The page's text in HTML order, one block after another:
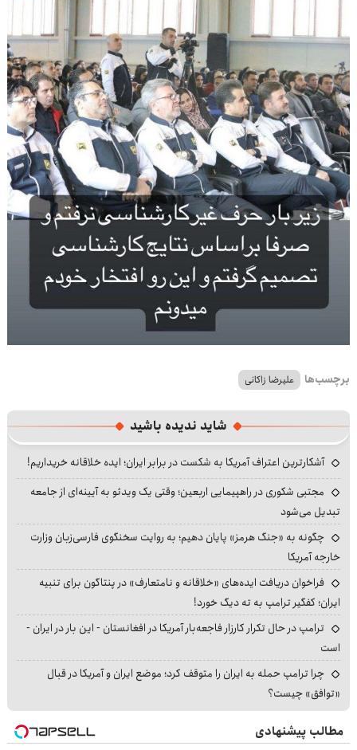
برچسب‌ها علیرضا زاکانی
شاید ندیده باشید
آشکارترین اعتراف آمریکا به شکست در برابر ایران؛ ایده خلاقانه خریداریم!
مجتبی شکوری در راهپیمایی اربعین؛ وقتی یک ویدئو به آیینه‌ای از جامعه
تبدیل می‌شود
چگونه به «جنگ هرمز» پایان دهیم؛ به روایت سخنگوی فارسی‌زبان وزارت
خارجه آمریکا
فراخوان دریافت ایده‌های «خلاقانه و نامتعارف» در پنتاگون برای تنبیه
ایران؛ کفگیر ترامپ به ته دیگ خورد!
ترامپ در حال تکرار کارزار فاجعه‌بار آمریکا در افغانستان - این بار در ایران -
است
چرا ترامپ حمله به ایران را متوقف کرد؛ موضع ایران و آمریکا در قبال
«توافق» چیست؟
مطالب پیشنهادی